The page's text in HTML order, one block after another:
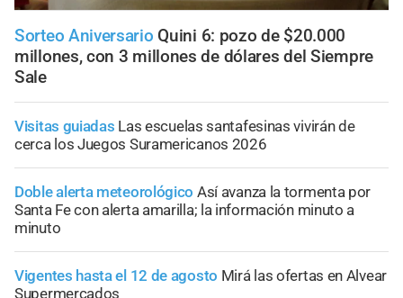
Sorteo Aniversario Quini 6: pozo de $20.000
millones, con 3 millones de dólares del Siempre
Sale
Visitas guiadas Las escuelas santafesinas vivirán de
cerca los Juegos Suramericanos 2026
Doble alerta meteorológico Así avanza la tormenta por
Santa Fe con alerta amarilla; la información minuto a
minuto
Vigentes hasta el 12 de agosto Mirá las ofertas en Alvear
Supermercados